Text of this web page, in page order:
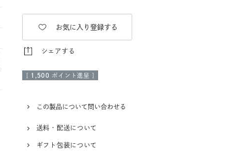
お気に入り登録する
シェアする
1,500 ポイント進呈 ]
この製品について問い合わせる
送料・配送について
ギフト包装について